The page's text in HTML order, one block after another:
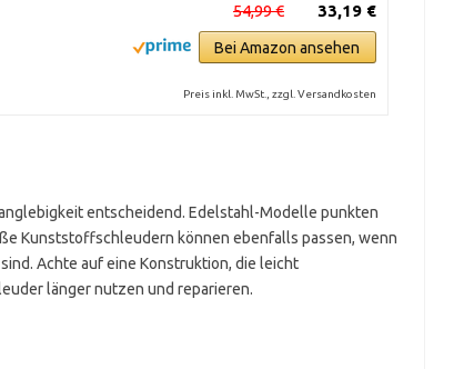
33,19 €
54,99 €
Bei Amazon ansehen
Preis inkl. MwSt., zzgl. Versandkosten
entscheidend. Edelstahl-Modelle punkten
Kunststoffschleudern können ebenfalls passen, wenn
Achte auf eine Konstruktion, die leicht
länger nutzen und reparieren.